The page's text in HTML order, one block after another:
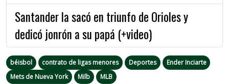
Santander la sacó en triunfo de Orioles y
dedicó jonrón a su papá (+video)
béisbol contrato de ligas menores Deportes
Ender Inciarte
Mets de Nueva York
Milb MLB